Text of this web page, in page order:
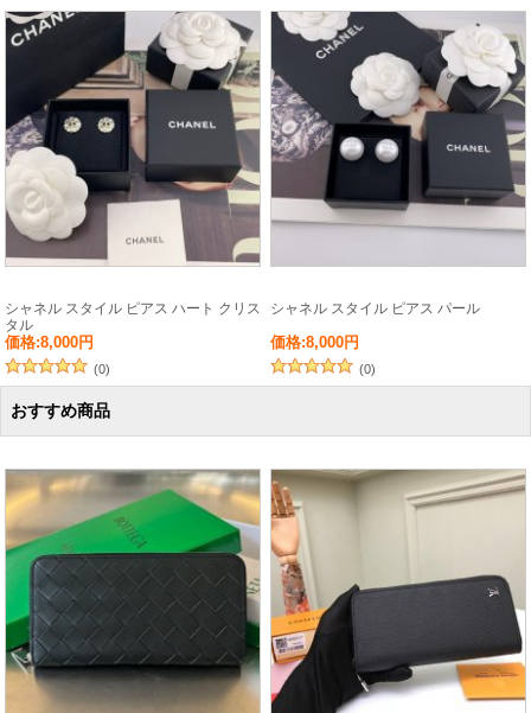
シャネル スタイル ピアス ハート クリス
タル
価格:8,000円
(0)
シャネル スタイル ピアス パール
価格:8,000円
(0)
おすすめ商品